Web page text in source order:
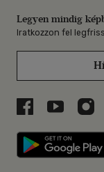
Legyen mindig
Iratkozzon fel
Libri aLibri a